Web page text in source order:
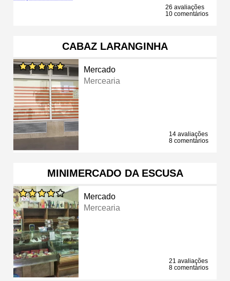
26 avaliações
10 comentários
CABAZ LARANGINHA
Mercado
Mercearia
14 avaliações
8 comentários
MINIMERCADO DA ESCUSA
Mercado
Mercearia
21 avaliações
8 comentários